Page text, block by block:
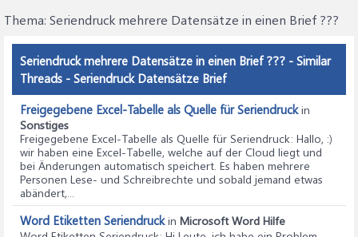
Thema: Seriendruck mehrere Datensätze in einen Brief ???
Seriendruck mehrere Datensätze in einen Brief ??? - Similar
Threads - Seriendruck Datensätze Brief
Freigegebene Excel-Tabelle als Quelle für Seriendruckin
Sonstiges
Freigegebene Excel-Tabelle als Quelle für Seriendruck: Hallo, :)
wir haben eine Excel-Tabelle, welche auf der Cloud liegt und
bei Änderungen automatisch speichert. Es haben mehrere
Personen Lese- und Schreibrechte und sobald jemand etwas
abändert,...
Word Etiketten Seriendruckin Microsoft Word Hilfe